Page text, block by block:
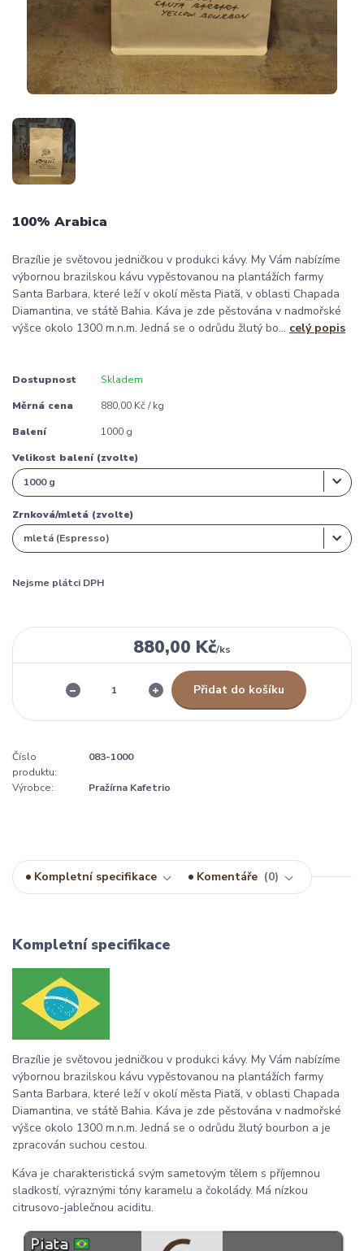
100% Arabica
Brazílie je světovou jedničkou v produkci kávy. My Vám nabízíme
výbornou brazilskou kávu vypěstovanou na plantážích farmy
Santa Barbara, které leží v okolí města Piatã, v oblasti Chapada
Diamantina, ve státě Bahia. Káva je zde pěstována v nadmořské
výšce okolo 1300 m.n.m. Jedná se o odrůdu žlutý bo... celý popis
Dostupnost Skladem
Měrná cena 880,00 Kč / kg
Balení 1000 g
Velikost balení (zvolte)
Zrnková/mletá (zvolte)
Nejsme plátci DPH
880,00 Kč/ks
Přidat do košíku
Číslo
produktu:
083-1000
Výrobce: Pražírna Kafetrio
Kompletní specifikace Komentáře 0
Kompletní specifikace
Brazílie je světovou jedničkou v produkci kávy. My Vám nabízíme
výbornou brazilskou kávu vypěstovanou na plantážích farmy
Santa Barbara, které leží v okolí města Piatã, v oblasti Chapada
Diamantina, ve státě Bahia. Káva je zde pěstována v nadmořské
výšce okolo 1300 m.n.m. Jedná se o odrůdu žlutý bourbon a je
zpracován suchou cestou.
Káva je charakteristická svým sametovým tělem s příjemnou
sladkostí, výraznými tóny karamelu a čokolády. Má nízkou
citrusovo-jablečnou aciditu.